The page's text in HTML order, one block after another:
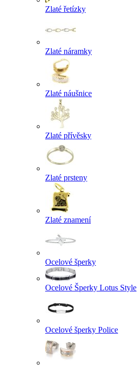
Zlaté řetízky
Zlaté náramky
Zlaté náušnice
Zlaté přívěsky
Zlaté prsteny
Zlaté znamení
Ocelové šperky
Ocelové Šperky Lotus Style
Ocelové šperky Police